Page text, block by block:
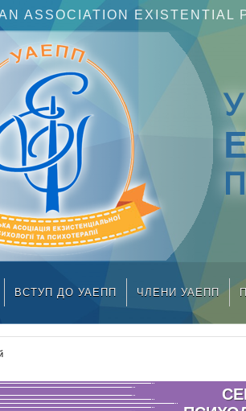
ASSOCIATION EXISTENTIAL
ВСТУП ДО УАЕПП ЧЛЕНИ УАЕПП